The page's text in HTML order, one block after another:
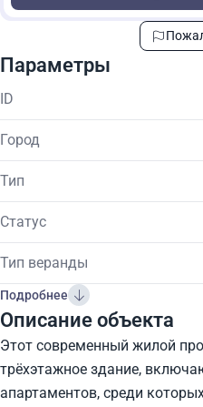
Параметры
ID
Город
Тип
Статус
Тип веранды
Подробнее
Описание объекта
Этот современный жилой
трёхэтажное здание,
апартаментов, среди